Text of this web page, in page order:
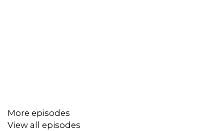
More episodes
View all episodes